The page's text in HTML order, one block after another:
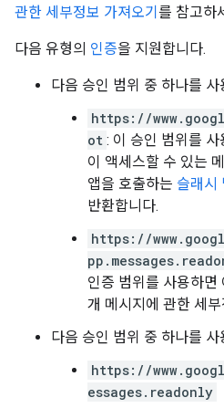
관한 세부정보 가져오기 를 참고하
다음 유형의 인증을 지원합니다.
다음 승인 범위 중 하나를 사
https://
ot : 이 승인 범위를
이 액세스할 수 있는
앱을 호출하는 슬래시
반환합니다.
https://
인증 범위를 사용하면
개 메시지에 관한 세
다음 승인 범위 중 하나를 사
https://
essages.readonly